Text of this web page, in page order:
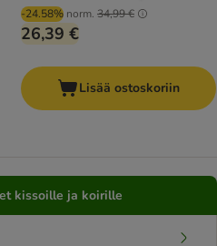
-24.58% norm. 34,99 €
26,39 €
Lisää ostoskoriin
kissoille ja koirille